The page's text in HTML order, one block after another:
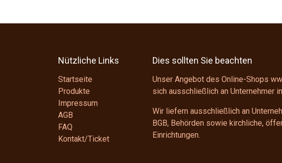
Nützliche Links
Startseite
Produkte
Impressum
AGB
FAQ
Kontakt/Ticket
Dies sollten Sie beachten
Unser Angebot des Online-Shops
sich ausschließlich an Unternehmer
Wir liefern ausschließlich an
BGB, Behörden sowie kirchliche,
Einrichtungen.